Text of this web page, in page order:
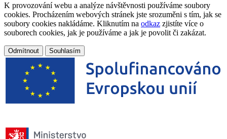
K provozování webu a analýze návštěvnosti používáme soubory
cookies. Procházením webových stránek jste srozuměni s tím, jak se
soubory cookies nakládáme. Kliknutím na odkaz zjistíte více o
souborech cookies, jak je používáme a jak je povolit či zakázat.
Odmítnout Souhlasím